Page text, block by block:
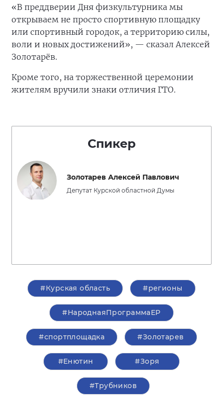
«В преддверии Дня физкультурника мы
открываем не просто спортивную площадку
или спортивный городок, а территорию силы,
воли и новых достижений», — сказал Алексей
Золотарёв.
Кроме того, на торжественной церемонии
жителям вручили знаки отличия ГТО.
Спикер
Золотарев Алексей Павлович
Депутат Курской областной Думы
#Курская область #регионы
#НароднаяПрограммаЕР
#спортплощадка #Золотарев
#Енютин #Зоря
#Трубников